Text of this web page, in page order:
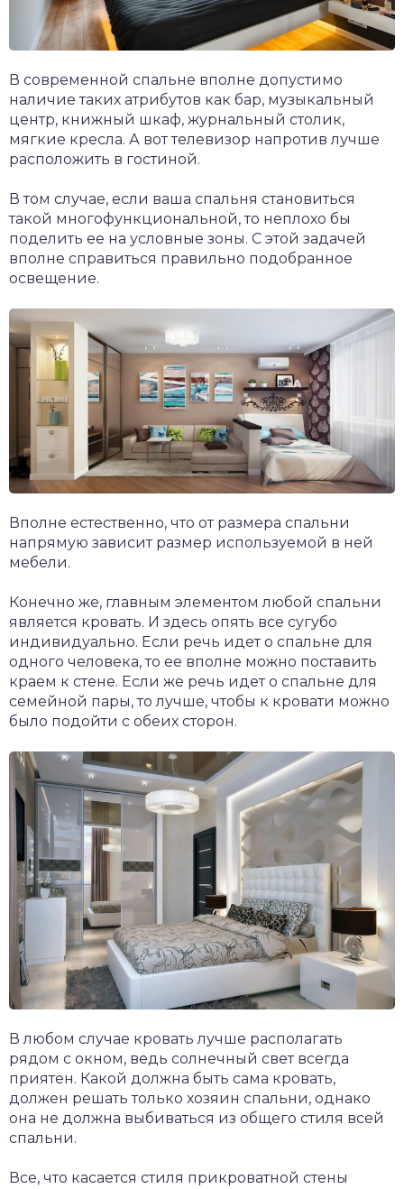
В современной спальне вполне допустимо
наличие таких атрибутов как бар, музыкальный
центр, книжный шкаф, журнальный столик,
мягкие кресла. А вот телевизор напротив лучше
расположить в гостиной.
В том случае, если ваша спальня становиться
такой многофункциональной, то неплохо бы
поделить ее на условные зоны. С этой задачей
вполне справиться правильно подобранное
освещение.
Вполне естественно, что от размера спальни
напрямую зависит размер используемой в ней
мебели.
Конечно же, главным элементом любой спальни
является кровать. И здесь опять все сугубо
индивидуально. Если речь идет о спальне для
одного человека, то ее вполне можно поставить
краем к стене. Если же речь идет о спальне для
семейной пары, то лучше, чтобы к кровати можно
было подойти с обеих сторон.
В любом случае кровать лучше располагать
рядом с окном, ведь солнечный свет всегда
приятен. Какой должна быть сама кровать,
должен решать только хозяин спальни, однако
она не должна выбиваться из общего стиля всей
спальни.
Все, что касается стиля прикроватной стены